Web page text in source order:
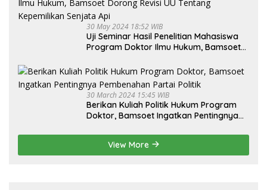
30 May 2024 18:52 WIB
Uji Seminar Hasil Penelitian Mahasiswa
Program Doktor Ilmu Hukum, Bamsoet
Senjata Api
30 March 2024 15:45 WIB
Berikan Kuliah Politik Hukum Program
Doktor, Bamsoet Ingatkan Pentingnya
View More